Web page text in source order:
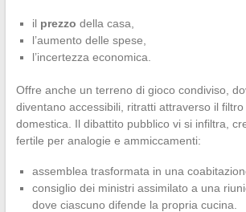
il prezzo della casa,
l’aumento delle spese,
l’incertezza economica.
Offre anche un terreno di gioco condiviso,
diventano accessibili, ritratti attraverso il
domestica. Il dibattito pubblico vi si infiltra,
fertile per analogie e ammiccamenti:
assemblea trasformata in una
consiglio dei ministri assimilato a una
dove ciascuno difende la propria cucina.